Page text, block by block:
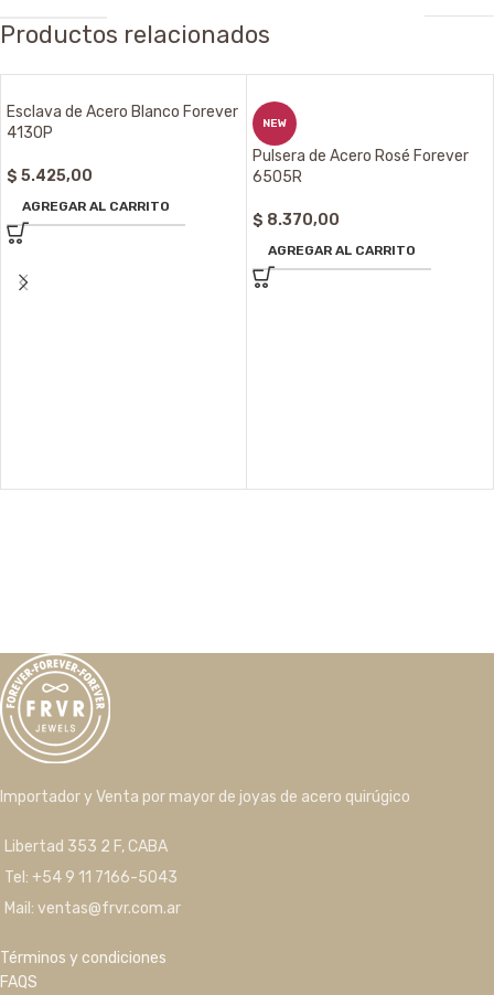
Productos relacionados
Esclava de Acero Blanco Forever
4130P
$ 5.425,00
AGREGAR AL CARRITO
NEW
Pulsera de Acero Rosé Forever
6505R
$ 8.370,00
AGREGAR AL CARRITO
Importador y Venta por mayor de joyas de acero quirúgico
Libertad 353 2 F, CABA
Tel: +54 9 11 7166-5043
Mail: ventas@frvr.com.ar
Términos y condiciones
FAQS